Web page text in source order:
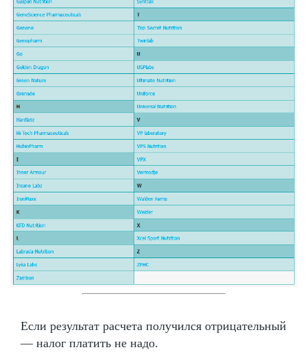
Если результат расчета получился отрицательный
— налог платить не надо.